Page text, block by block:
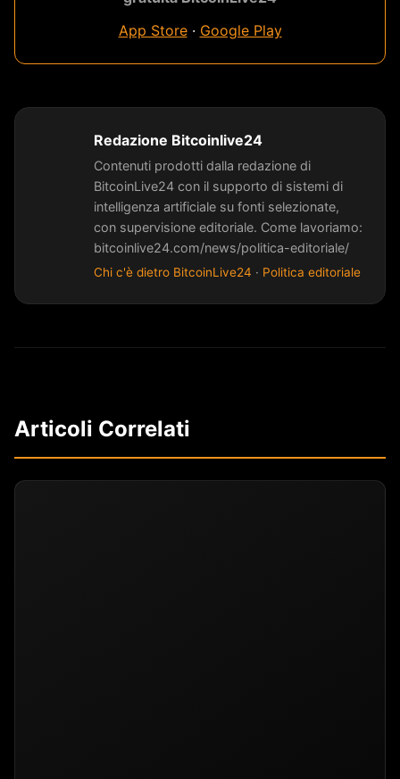
App Store· Google Play
Redazione Bitcoinlive24
Contenuti prodotti dalla redazione di
BitcoinLive24 con il supporto di sistemi di
intelligenza artificiale su fonti selezionate,
con supervisione editoriale. Come lavoriamo:
bitcoinlive24.com/news/politica-editoriale/
Chi c'è dietro BitcoinLive24 · Politica editoriale
Articoli Correlati